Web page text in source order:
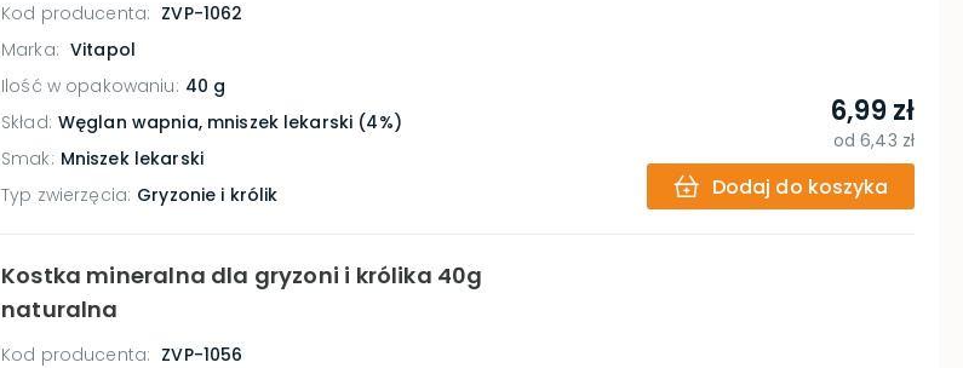
Kod producenta: ZVP-1062
Marka: Vitapol
Ilość w opakowaniu: 40 g
Skład: Węglan wapnia, mniszek lekarski (4%)
Smak: Mniszek lekarski
Typ zwierzęcia: Gryzonie i królik
6,99 zł
od6,43 zł
Dodaj do koszyka
Kostka mineralna dla gryzoni i królika 40g
naturalna
Kod producenta: ZVP-1056